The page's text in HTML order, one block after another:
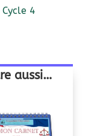
Cycle 4
aussi…